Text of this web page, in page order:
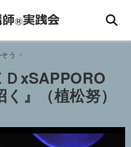
う
ＤxSAPPORO
』（植松努）